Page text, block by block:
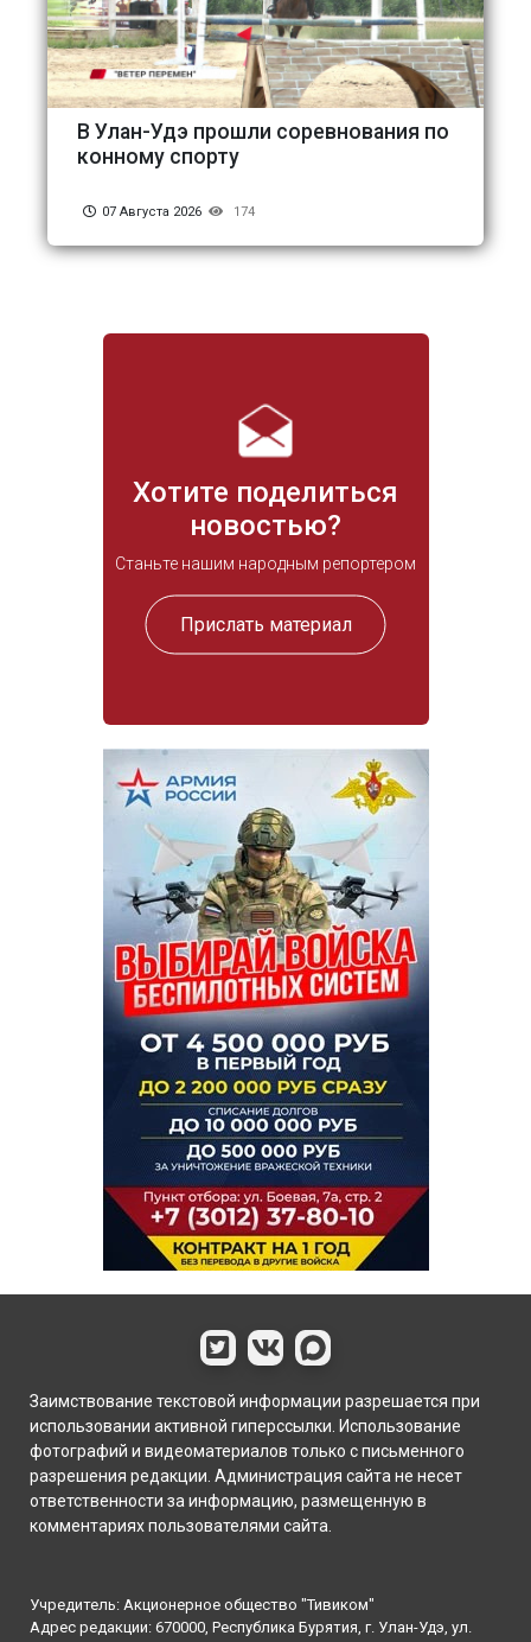
Хотите поделиться
новостью?
Станьте нашим народным репортером
Прислать материал
В Улан-Удэ прошли соревнования по
конному спорту
07 Августа 2026 174
Заимствование текстовой информации разрешается при
использовании активной гиперссылки. Использование
фотографий и видеоматериалов только с письменного
разрешения редакции. Администрация сайта не несет
ответственности за информацию, размещенную в
комментариях пользователями сайта.
Учредитель: Акционерное общество "Тивиком"
Адрес редакции: 670000, Республика Бурятия, г. Улан-Удэ, ул.